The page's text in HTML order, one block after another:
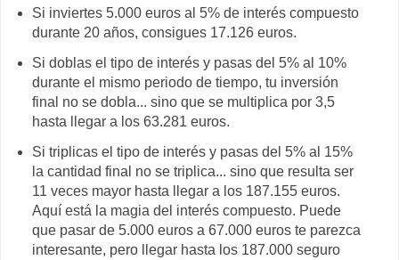
Si inviertes 5.000 euros al 5% de interés compuesto
durante 20 años, consigues 17.126 euros.
Si doblas el tipo de interés y pasas del 5% al 10%
durante el mismo periodo de tiempo, tu inversión
final no se dobla... sino que se multiplica por 3,5
hasta llegar a los 63.281 euros.
Si triplicas el tipo de interés y pasas del 5% al 15%
la cantidad final no se triplica... sino que resulta ser
11 veces mayor hasta llegar a los 187.155 euros.
Aquí está la magia del interés compuesto. Puede
que pasar de 5.000 euros a 67.000 euros te parezca
interesante, pero llegar hasta los 187.000 seguro